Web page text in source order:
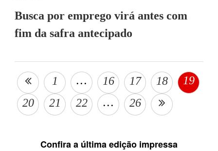
Busca por emprego virá antes com
fim da safra antecipado
1 … 16 17 18
19
20
21 22 … 26
Confira a última edição impressa